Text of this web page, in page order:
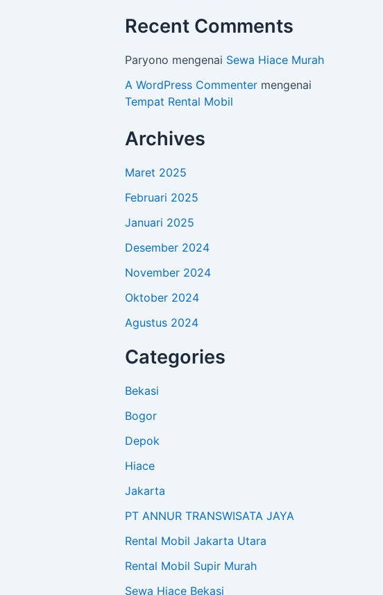
Recent Comments
Paryono mengenai Sewa Hiace Murah
A WordPress Commenter mengenai
Tempat Rental Mobil
Archives
Maret 2025
Februari 2025
Januari 2025
Desember 2024
November 2024
Oktober 2024
Agustus 2024
Categories
Bekasi
Bogor
Depok
Hiace
Jakarta
PT ANNUR TRANSWISATA JAYA
Rental Mobil Jakarta Utara
Rental Mobil Supir Murah
Sewa Hiace Bekasi